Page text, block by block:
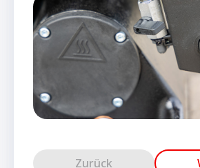
Zurück